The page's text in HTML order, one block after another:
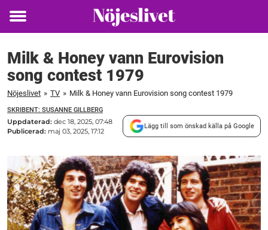
Toggle
Milk & Honey vann Eurovision
song contest 1979
Nöjeslivet » TV » Milk & Honey vann Eurovision song contest 1979
SKRIBENT: SUSANNE GILLBERG
Uppdaterad: dec 18, 2025, 07:48
Publicerad: maj 03, 2025, 17:12
Lägg till som önskad källa på Google